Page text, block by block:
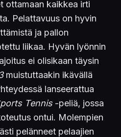
ottamaan kaikkea irti
Pelattavuus on hyvin
ja pallon
liikaa. Hyvän lyönnin
ei olisikaan täysin
muistuttaakin ikävällä
lanseerattua
Tennis-peliä, jossa
ontui. Molempien
pelänneet pelaajien